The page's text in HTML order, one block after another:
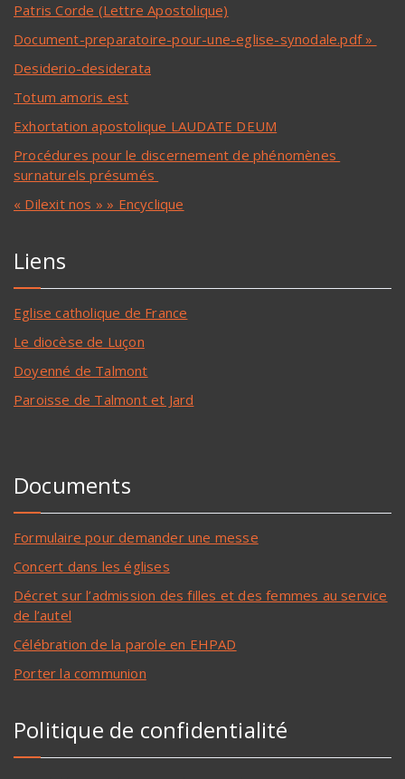
Patris Corde (Lettre Apostolique)
Document-preparatoire-pour-une-eglise-synodale.pdf »
Desiderio-desiderata
Totum amoris est
Exhortation apostolique LAUDATE DEUM
Procédures pour le discernement de phénomènes
surnaturels présumés
« Dilexit nos » » Encyclique
Liens
Eglise catholique de France
Le diocèse de Luçon
Doyenné de Talmont
Paroisse de Talmont et Jard
Documents
Formulaire pour demander une messe
Concert dans les églises
Décret sur l’admission des filles et des femmes au service
de l’autel
Célébration de la parole en EHPAD
Porter la communion
Politique de confidentialité